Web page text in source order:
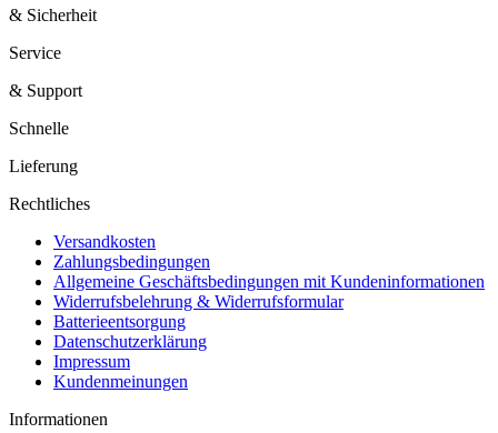
& Sicherheit
Service
& Support
Schnelle
Lieferung
Rechtliches
Versandkosten
Zahlungsbedingungen
Allgemeine Geschäftsbedingungen mit Kundeninformationen
Widerrufsbelehrung & Widerrufsformular
Batterieentsorgung
Datenschutzerklärung
Impressum
Kundenmeinungen
Informationen